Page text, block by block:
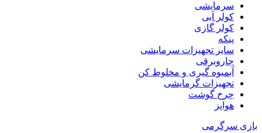
سرمایشی
کولر آبی
کولر گازی
پنکه
سایر تجهیزات سرمایشی
جاروبرقی
آبمیوه گیری و مخلوط کن
تجهیزات گرمایشی
چرخ گوشت
هواپز
بازی سرگرمی